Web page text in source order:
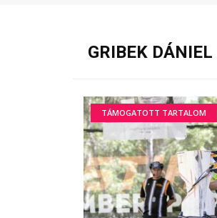
GRIBEK DÁNIEL
TÁMOGATOTT TARTALOM